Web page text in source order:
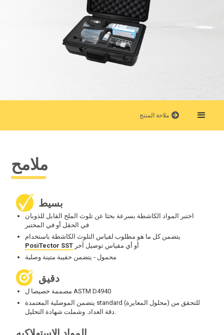
ملاحة المنتج
ملامح
بسيط
اختبر المواد الكاشطة بسرعة بحثا عن تلوث الملح القابل للذوبان
في الحقل أو في المختبر
يتضمن كل ما هو مطلوب لقياس التلوث الكاشطة باستخدام
PosiTector SST أو أي مقياس توصيل آخر
محمول - يتضمن حقيبة متينة وصلبة
دقيق
مصممة خصيصا ل ASTM D4940
يتضمن الموصلية المعتمدة standard (محلول المعايرة) للتحقق من